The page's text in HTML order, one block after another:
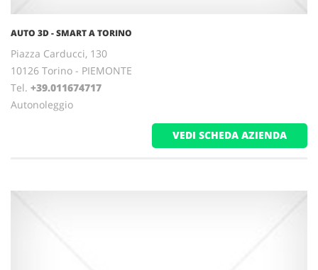
AUTO 3D - SMART A TORINO
Piazza Carducci, 130
10126 Torino - PIEMONTE
Tel. +39.011674717
Autonoleggio
VEDI SCHEDA AZIENDA